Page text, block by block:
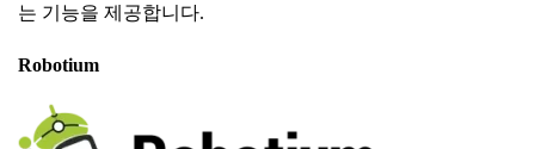
는 기능을 제공합니다.
Robotium